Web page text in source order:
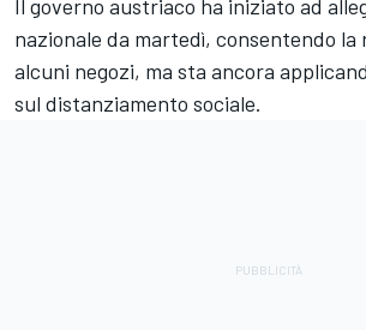
Il governo austriaco ha iniziato ad
nazionale da martedì, consentendo
alcuni negozi, ma sta ancora
sul distanziamento sociale.